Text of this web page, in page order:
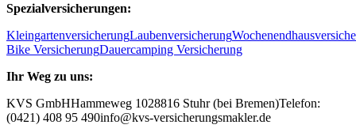
Spezialversicherungen:
KleingartenversicherungLaubenversicherung
Bike VersicherungDauercamping Versicherung
Ihr Weg zu uns:
KVS GmbHHammeweg 1028816 Stuhr (bei Bremen)Telefon:
(0421) 408 95 490info@kvs-versicherungsmakler.de